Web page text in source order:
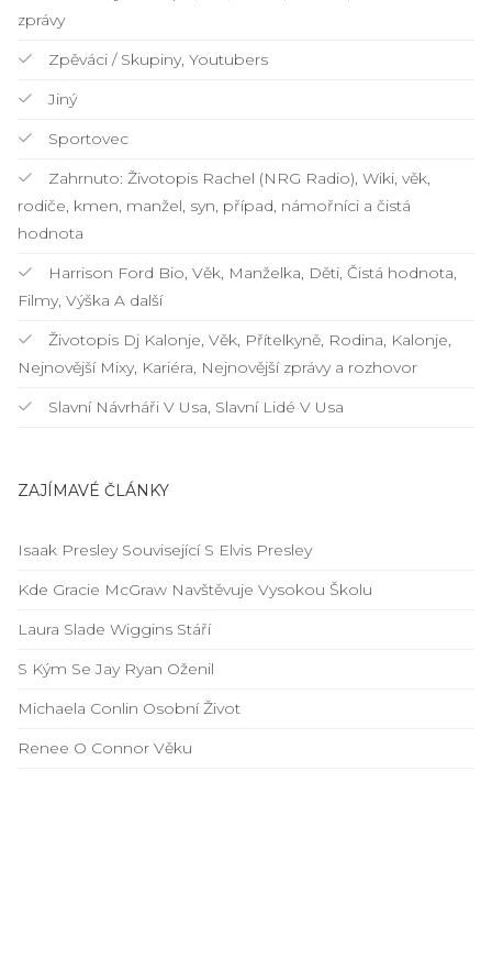
zprávy
Zpěváci / Skupiny, Youtubers
Jiný
Sportovec
Zahrnuto: Životopis Rachel (NRG Radio), Wiki, věk,
rodiče, kmen, manžel, syn, případ, námořníci a čistá
hodnota
Harrison Ford Bio, Věk, Manželka, Děti, Čistá hodnota,
Filmy, Výška A další
Životopis Dj Kalonje, Věk, Přítelkyně, Rodina, Kalonje,
Nejnovější Mixy, Kariéra, Nejnovější zprávy a rozhovor
Slavní Návrháři V Usa, Slavní Lidé V Usa
ZAJÍMAVÉ ČLÁNKY
Isaak Presley Související S Elvis Presley
Kde Gracie McGraw Navštěvuje Vysokou Školu
Laura Slade Wiggins Stáří
S Kým Se Jay Ryan Oženil
Michaela Conlin Osobní Život
Renee O Connor Věku